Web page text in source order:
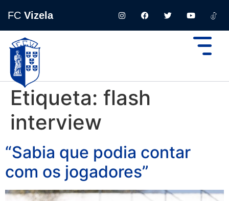
FC Vizela
Etiqueta: flash
interview
“Sabia que podia contar
com os jogadores”